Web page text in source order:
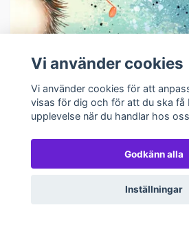
Vi använder cookies
Vi använder cookies för att
visas för dig och för att du ska få
upplevelse när du handlar hos
Godkänn alla
Inställningar